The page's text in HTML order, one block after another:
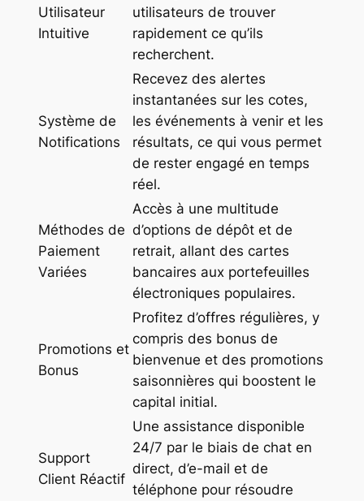
Utilisateur
Intuitive
utilisateurs de trouver
rapidement ce qu’ils
recherchent.
Système de
Notifications
Recevez des alertes
instantanées sur les cotes,
les événements à venir et les
résultats, ce qui vous permet
de rester engagé en temps
réel.
Méthodes de
Paiement
Variées
Accès à une multitude
d’options de dépôt et de
retrait, allant des cartes
bancaires aux portefeuilles
électroniques populaires.
Promotions et
Bonus
Profitez d’offres régulières, y
compris des bonus de
bienvenue et des promotions
saisonnières qui boostent le
capital initial.
Support
Client Réactif
Une assistance disponible
24/7 par le biais de chat en
direct, d’e-mail et de
téléphone pour résoudre